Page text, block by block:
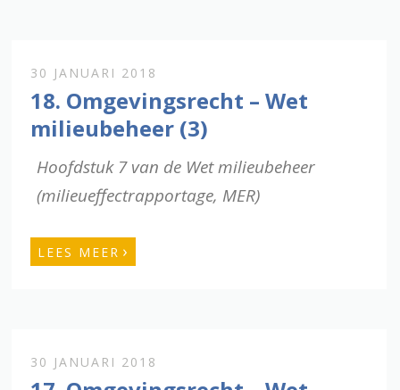
30 JANUARI 2018
18. Omgevingsrecht – Wet
milieubeheer (3)
Hoofdstuk 7 van de Wet milieubeheer
(milieueffectrapportage, MER)
LEES MEER ›
30 JANUARI 2018